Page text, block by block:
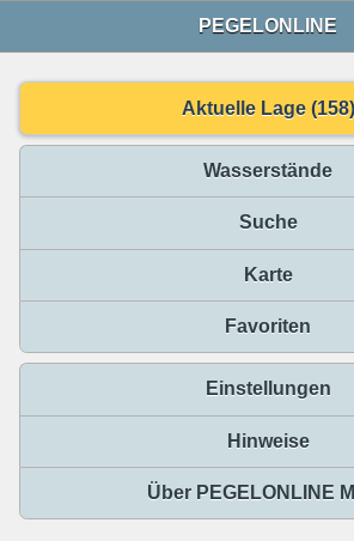
PEGELONLINE
Aktuelle Lage (158)
Wasserstände
Suche
Karte
Favoriten
Einstellungen
Hinweise
Über PEGELONLINE